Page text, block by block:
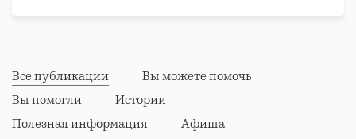
Все публикации
Вы можете помочь
Вы помогли
Истории
Полезная информация
Афиша